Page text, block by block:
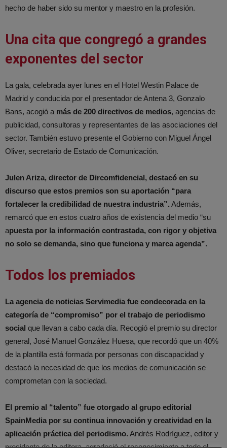
hecho de haber sido su mentor y maestro en la profesión.
Una cita que congregó a grandes
exponentes del sector
La gala, celebrada ayer lunes en el Hotel Westin Palace de
Madrid y conducida por el presentador de Antena 3, Gonzalo
Bans, acogió a más de 200 directivos de medios, agencias de
publicidad, consultoras y representantes de las asociaciones del
sector. También estuvo presente el Gobierno con Miguel Ángel
Oliver, secretario de Estado de Comunicación.
Julen Ariza, director de Dircomfidencial, destacó en su
discurso que estos premios son su aportación “para
fortalecer la credibilidad de nuestra industria”. Además,
remarcó que en estos cuatro años de existencia del medio “su
apuesta por la información contrastada, con rigor y objetiva
no solo se demanda, sino que funciona y marca agenda”.
Todos los premiados
La agencia de noticias Servimedia fue condecorada en la
categoría de “compromiso” por el trabajo de periodismo
social que llevan a cabo cada día. Recogió el premio su director
general, José Manuel González Huesa, que recordó que un 40%
de la plantilla está formada por personas con discapacidad y
destacó la necesidad de que los medios de comunicación se
comprometan con la sociedad.
El premio al “talento” fue otorgado al grupo editorial
SpainMedia por su continua innovación y creatividad en la
aplicación práctica del periodismo. Andrés Rodríguez, editor y